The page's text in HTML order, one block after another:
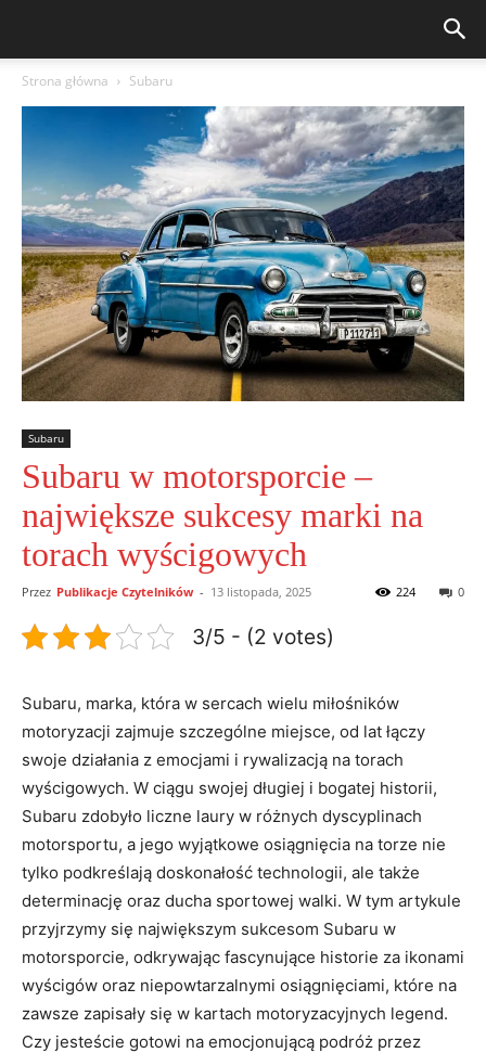
Strona główna Subaru
Subaru
Subaru w motorsporcie –
największe sukcesy marki na
torach wyścigowych
Przez Publikacje Czytelników - 13 listopada, 2025 0
224
3/5 - (2 votes)
Subaru, marka, która w sercach wielu miłośników
motoryzacji zajmuje szczególne miejsce, od lat łączy
swoje działania z emocjami i rywalizacją na torach
wyścigowych. W ciągu swojej długiej i bogatej historii,
Subaru zdobyło liczne laury w różnych dyscyplinach
motorsportu, a jego wyjątkowe osiągnięcia na torze nie
tylko podkreślają doskonałość technologii, ale także
determinację oraz ducha sportowej walki. W tym artykule
przyjrzymy się największym sukcesom Subaru w
motorsporcie, odkrywając fascynujące historie za ikonami
wyścigów oraz niepowtarzalnymi osiągnięciami, które na
zawsze zapisały się w kartach motoryzacyjnych legend.
Czy jesteście gotowi na emocjonującą podróż przez